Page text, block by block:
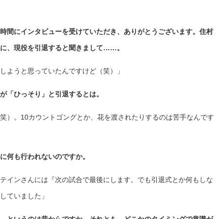
にインタビューを受けていただき、ありがとうございます。住村
、現役を引退すると聞きまして……。
ようと思っていたんですけど（笑）」
ひっそり」と引退するとは。
）。10カウントゴングとか、花を渡されたりするのは苦手なんです
も行われないのですか。
インさんには『次の試合で最後にします。でも引退式とか何もしな
ていました」